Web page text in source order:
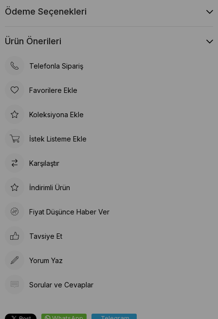
Ödeme Seçenekleri
Ürün Önerileri
Telefonla Sipariş
Favorilere Ekle
Koleksiyona Ekle
İstek Listeme Ekle
Karşılaştır
İndirimli Ürün
Fiyat Düşünce Haber Ver
Tavsiye Et
Yorum Yaz
Sorular ve Cevaplar